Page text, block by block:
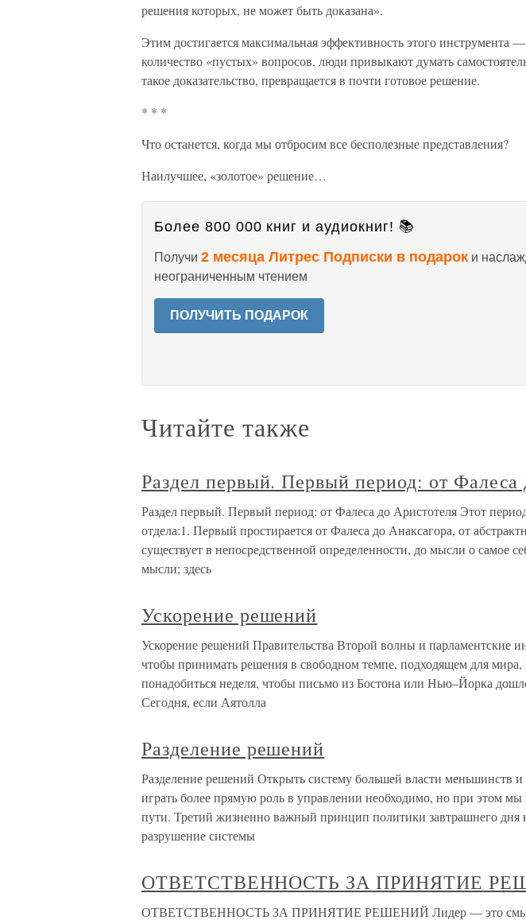
решения которых, не может быть доказана».
Этим достигается максимальная эффективность этого инструмента
количество «пустых» вопросов, люди привыкают думать
такое доказательство, превращается в почти готовое решение.
* * *
Что останется, когда мы отбросим все бесполезные представления?
Наилучшее, «золотое» решение…
Более 800 000 книг и аудиокниг! 📚
Получи 2 месяца Литрес Подписки в подарок и
неограниченным чтением
ПОЛУЧИТЬ ПОДАРОК
Читайте также
Раздел первый. Первый период: от Фалеса
Раздел первый. Первый период: от Фалеса до Аристотеля Этот
отдела:1. Первый простирается от Фалеса до Анаксагора, от
существует в непосредственной определенности, до мысли о самое
мысли; здесь
Ускорение решений
Ускорение решений Правительства Второй волны и парламентские
чтобы принимать решения в свободном темпе, подходящем для мира,
понадобиться неделя, чтобы письмо из Бостона или Нью–Йорка
Сегодня, если Аятолла
Разделение решений
Разделение решений Открыть систему большей власти меньшинств
играть более прямую роль в управлении необходимо, но при этом мы
пути. Третий жизненно важный принцип политики завтрашнего дня
разрушение системы
ОТВЕТСТВЕННОСТЬ ЗА ПРИНЯТИЕ
ОТВЕТСТВЕННОСТЬ ЗА ПРИНЯТИЕ РЕШЕНИЙ Лидер — это